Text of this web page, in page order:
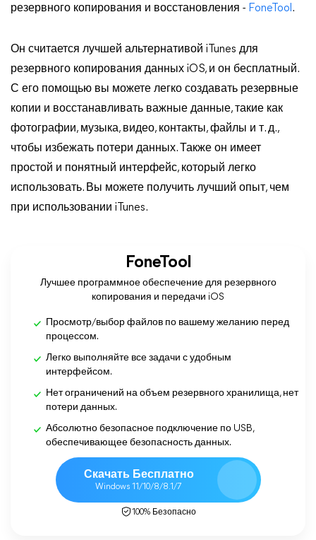
резервного копирования и восстановления - FoneTool .
Он считается лучшей альтернативой iTunes для
резервного копирования данных iOS, и он бесплатный.
С его помощью вы можете легко создавать резервные
копии и восстанавливать важные данные, такие как
фотографии, музыка, видео, контакты, файлы и т. д.,
чтобы избежать потери данных. Также он имеет
простой и понятный интерфейс, который легко
использовать. Вы можете получить лучший опыт, чем
при использовании iTunes.
FoneTool
Лучшее программное обеспечение для резервного
копирования и передачи iOS
Просмотр/выбор файлов по вашему желанию перед
процессом.
Легко выполняйте все задачи с удобным
интерфейсом.
Нет ограничений на объем резервного хранилища, нет
потери данных.
Абсолютно безопасное подключение по USB,
обеспечивающее безопасность данных.
Скачать Бесплатно
Windows 11/10/8/8.1/7
100% Безопасно